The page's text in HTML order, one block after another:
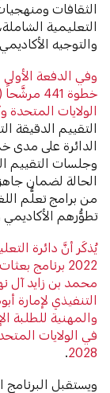
الثقافات
التعليمية
والتوجيه
الولايات المتحدة
التقييم الدقيقة
الدائرة على مدى
وجلسات التقييم
من برامج تعلُّم
تطوُّرهم الأكاديمي
يُذكَر أنَّ دائرة
2022 برنامج
محمد بن زايد آل
التنفيذي لإمارة
والمهنية للطلبة
2028
.
ويستقبل البرنامج